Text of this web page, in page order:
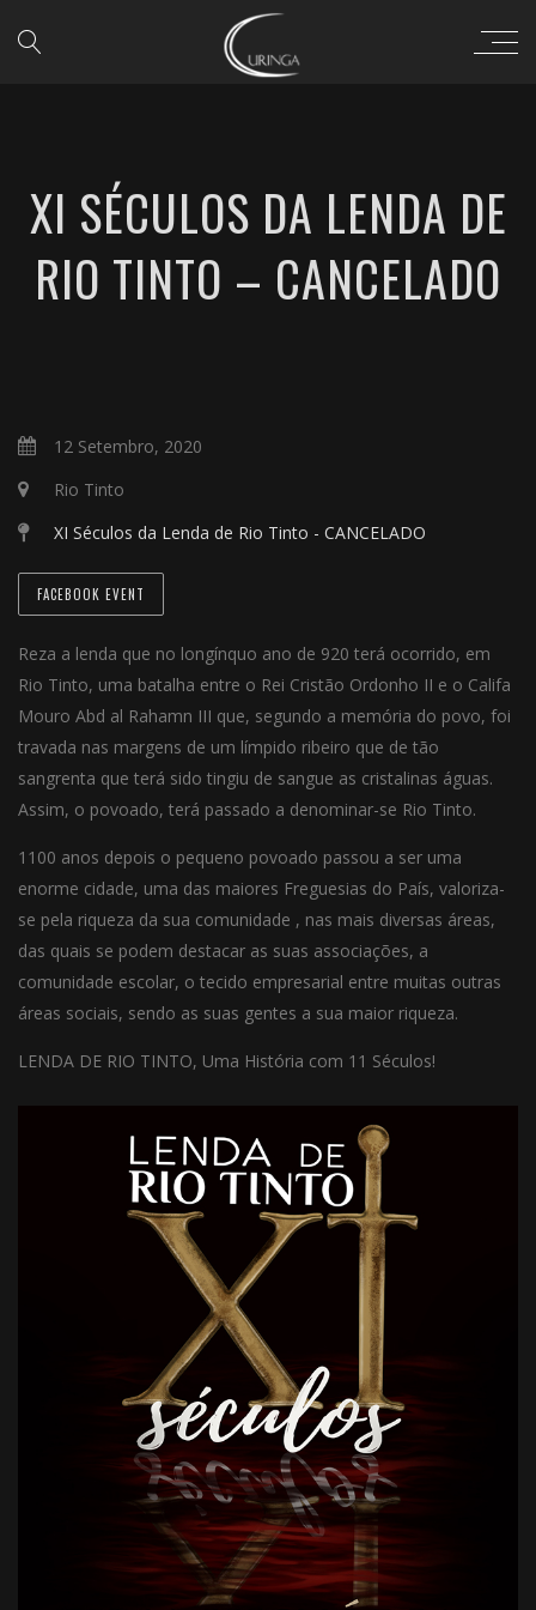
XI SÉCULOS DA LENDA DE
RIO TINTO – CANCELADO
12 Setembro, 2020
Rio Tinto
XI Séculos da Lenda de Rio Tinto - CANCELADO
FACEBOOK EVENT
Reza a lenda que no longínquo ano de 920 terá ocorrido, em
Rio Tinto, uma batalha entre o Rei Cristão Ordonho II e o Califa
Mouro Abd al Rahamn III que, segundo a memória do povo, foi
travada nas margens de um límpido ribeiro que de tão
sangrenta que terá sido tingiu de sangue as cristalinas águas.
Assim, o povoado, terá passado a denominar-se Rio Tinto.
1100 anos depois o pequeno povoado passou a ser uma
enorme cidade, uma das maiores Freguesias do País, valoriza-
se pela riqueza da sua comunidade , nas mais diversas áreas,
das quais se podem destacar as suas associações, a
comunidade escolar, o tecido empresarial entre muitas outras
áreas sociais, sendo as suas gentes a sua maior riqueza.
LENDA DE RIO TINTO, Uma História com 11 Séculos!